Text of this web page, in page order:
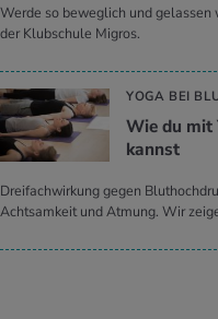
Werde so beweglich und gelassen
der Klubschule Migros.
YOGA BEI
Wie du mit
kannst
Dreifachwirkung gegen
Achtsamkeit und Atmung. Wir